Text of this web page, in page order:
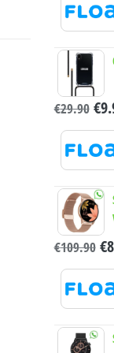
€29.90 €
€109.90 €